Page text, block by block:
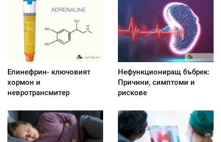
Епинефрин- ключовият
хормон и
невротрансмитер
Нефункциониращ бъбрек:
Причини, симптоми и
рискове